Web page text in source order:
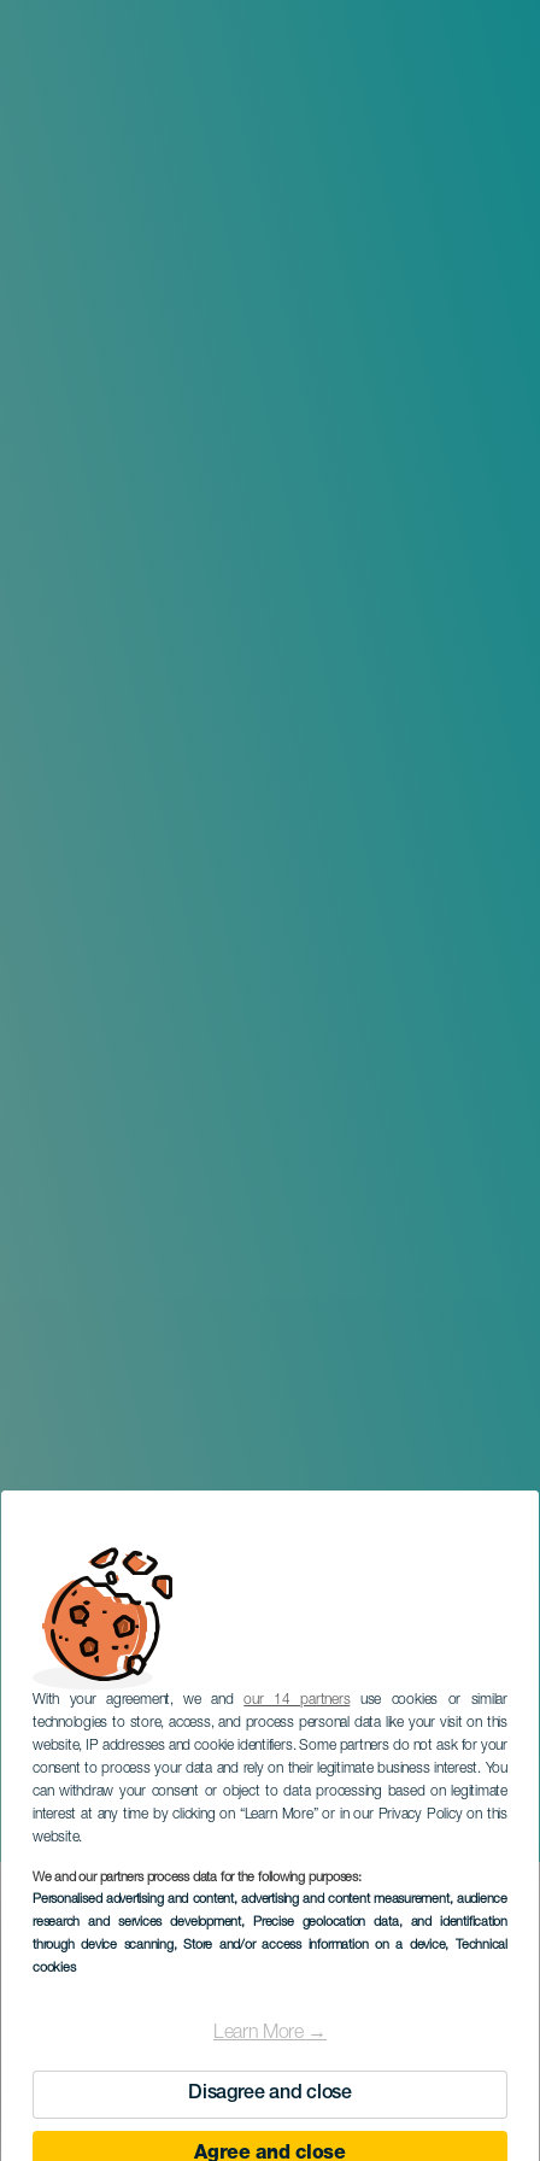
With your agreement, we andour 14 partnersuse cookies or similar
technologies to store, access, and process personal data like your visit on this
website, IP addresses and cookie identifiers. Some partners do not ask for your
consent to process your data and rely on their legitimate business interest. You
can withdraw your consent or object to data processing based on legitimate
interest at any time by clicking on “Learn More” or in our Privacy Policy on this
website.
We and our partners process data for the following purposes:
Personalised advertising and content, advertising and content measurement, audience
research and services development, Precise geolocation data, and identification
through device scanning, Store and/or access information on a device, Technical
cookies
Learn More →
Disagree and close
Agree and close
Julkinen häiriö konsertissa
TENERIFFA
Imagen
Listado